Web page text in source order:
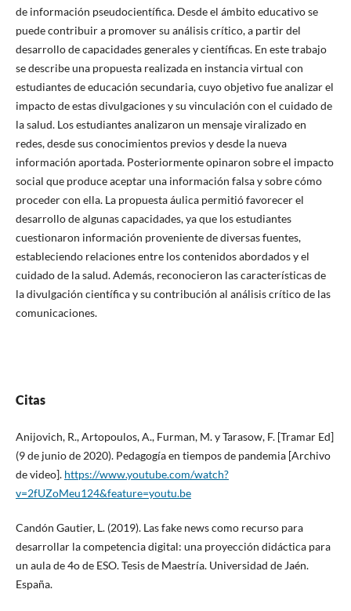
de información pseudocientífica. Desde el ámbito educativo se
puede contribuir a promover su análisis crítico, a partir del
desarrollo de capacidades generales y científicas. En este trabajo
se describe una propuesta realizada en instancia virtual con
estudiantes de educación secundaria, cuyo objetivo fue analizar el
impacto de estas divulgaciones y su vinculación con el cuidado de
la salud. Los estudiantes analizaron un mensaje viralizado en
redes, desde sus conocimientos previos y desde la nueva
información aportada. Posteriormente opinaron sobre el impacto
social que produce aceptar una información falsa y sobre cómo
proceder con ella. La propuesta áulica permitió favorecer el
desarrollo de algunas capacidades, ya que los estudiantes
cuestionaron información proveniente de diversas fuentes,
estableciendo relaciones entre los contenidos abordados y el
cuidado de la salud. Además, reconocieron las características de
la divulgación científica y su contribución al análisis crítico de las
comunicaciones.
Citas
Anijovich, R., Artopoulos, A., Furman, M. y Tarasow, F. [Tramar Ed]
(9 de junio de 2020). Pedagogía en tiempos de pandemia [Archivo
de video]. https://www.youtube.com/watch?
v=2fUZoMeu124&feature=youtu.be
Candón Gautier, L. (2019). Las fake news como recurso para
desarrollar la competencia digital: una proyección didáctica para
un aula de 4o de ESO. Tesis de Maestría. Universidad de Jaén.
España.